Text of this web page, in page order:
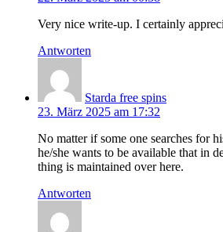
Very nice write-up. I certainly
Antworten
Starda free spins
23. März 2025 am 17:32
No matter if some one searches for
he/she wants to be available that in
thing is maintained over here.
Antworten